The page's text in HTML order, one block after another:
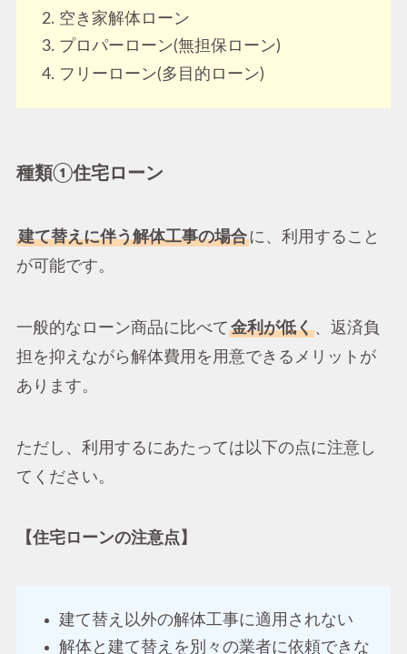
空き家解体ローン
プロパーローン(無担保ローン)
フリーローン(多目的ローン)
種類①住宅ローン
建て替えに伴う解体工事の場合に、利用すること
が可能です。
一般的なローン商品に比べて 金利が低く、返済負
担を抑えながら解体費用を用意できるメリットが
あります。
ただし、利用するにあたっては以下の点に注意し
てください。
【住宅ローンの注意点】
建て替え以外の解体工事に適用されない
解体と建て替えを別々の業者に依頼できな